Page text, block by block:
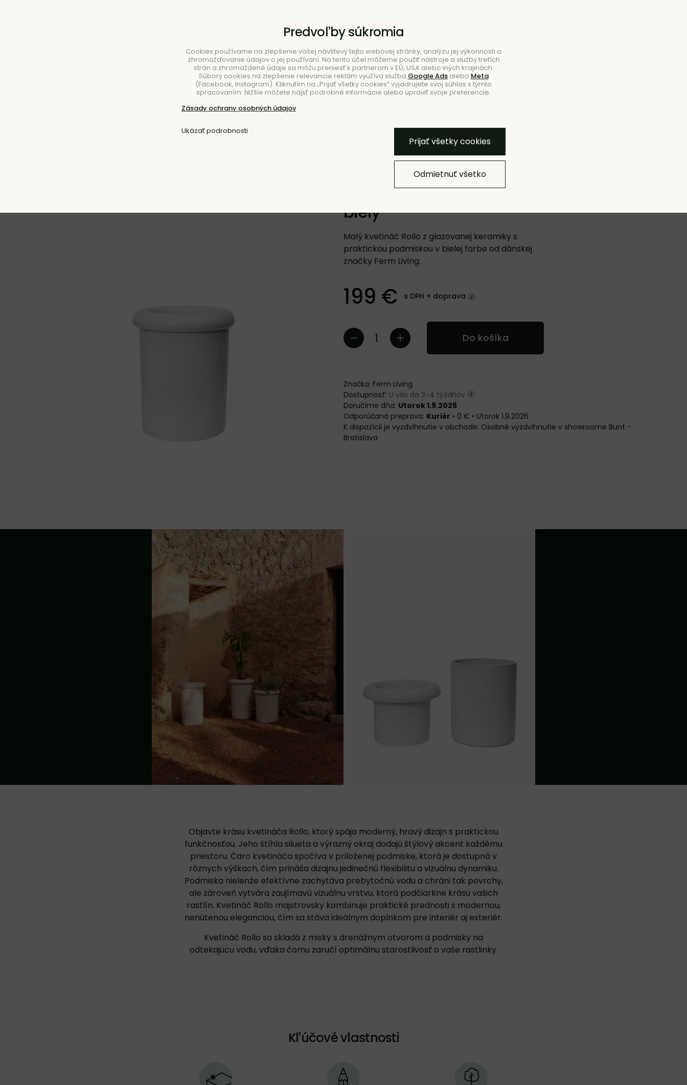
Hľadať
STOLOVANIE NOVINKY
Kvetináč Rollo, malý –
biely
Malý kvetináč Rollo z glazovanej keramiky s
praktickou podmiskou v bielej farbe od dánskej
značky Ferm Living.
199 € s DPH + doprava
Do košíka
Značka: Ferm Living
Dostupnosť: U vás do 3-4 týždňov
Doručíme dňa: Utorok 1.9.2026
Kuriér • 0 € • Utorok 1.9.2026
Osobné vyzdvihnutie v showroome Bunt -
Bratislava
Pridať k Obľúbeným Pridať do zoznamu
Objavte krásu kvetináča Rollo, ktorý spája moderný, hravý dizajn s praktickou
funkčnosťou. Jeho štíhla silueta a výrazný okraj dodajú štýlový akcent každému
priestoru. Čaro kvetináča spočíva v priloženej podmiske, ktorá je dostupná v
rôznych výškach, čím prináša dizajnu jedinečnú flexibilitu a vizuálnu dynamiku.
Podmiska nielenže efektívne zachytáva prebytočnú vodu a chráni tak povrchy,
ale zároveň vytvára zaujímavú vizuálnu vrstvu, ktorá podčiarkne krásu vašich
rastlín. Kvetináč Rollo majstrovsky kombinuje praktické prednosti s modernou,
nenútenou eleganciou, čím sa stáva ideálnym doplnkom pre interiér aj exteriér.
Kvetináč Rollo sa skladá z misky s drenážnym otvorom a podmisky na
odtekajúcu vodu, vďaka čomu zaručí optimálnu starostlivosť o vaše rastlinky.
Kľúčové vlastnosti
Predvoľby súkromia
Cookies používame na zlepšenie vašej návštevy tejto webovej stránky, analýzu jej výkonnosti a
zhromažďovanie údajov o jej používaní. Na tento účel môžeme použiť nástroje a služby tretích
strán a zhromaždené údaje sa môžu preniesť k partnerom v EÚ, USA alebo iných krajinách.
Súbory cookies na zlepšenie relevancie reklám využíva služba Google Adsalebo Meta
(Facebook, Instagram). Kliknutím na „Prijať všetky cookies“ vyjadrujete svoj súhlas s týmto
spracovaním. Nižšie môžete nájsť podrobné informácie alebo upraviť svoje preferencie.
Zásady ochrany osobných údajov
Ukázať podrobnosti
Prijať všetky cookies
Odmietnuť všetko